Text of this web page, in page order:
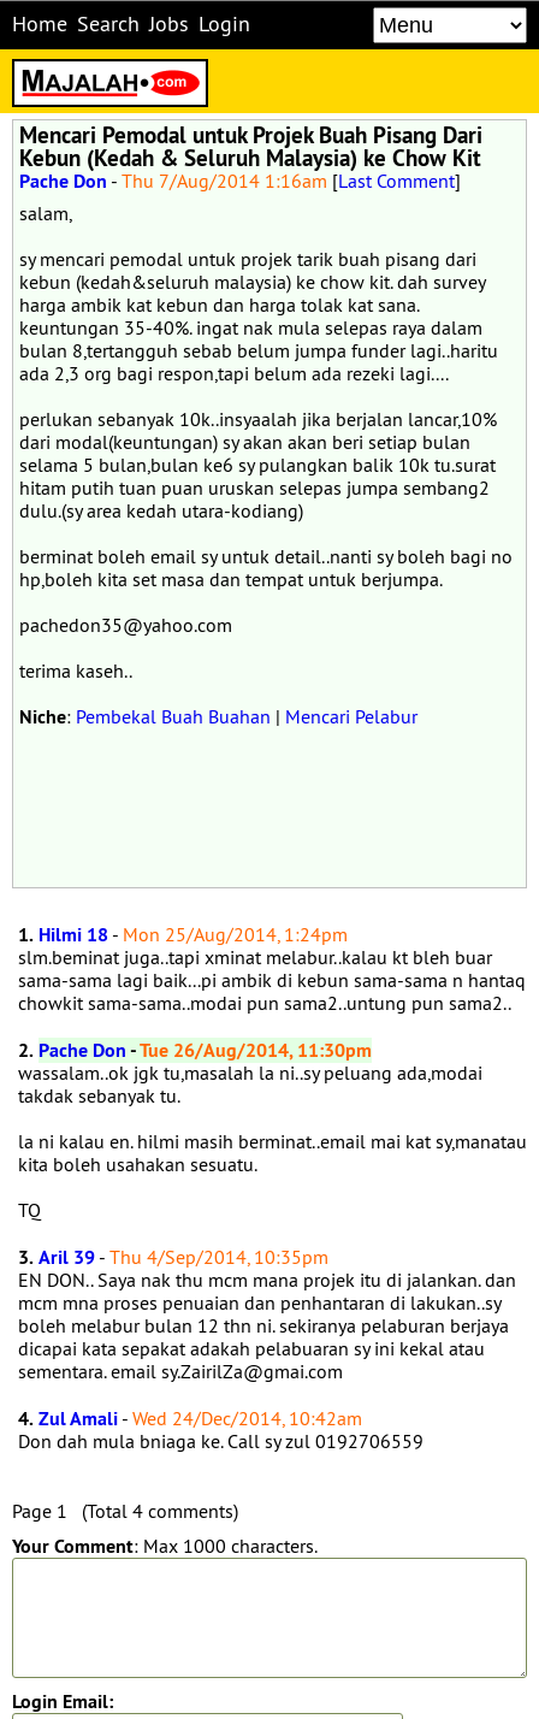
Home Search Jobs Login
Mencari Pemodal untuk Projek Buah Pisang Dari
Kebun (Kedah & Seluruh Malaysia) ke Chow Kit
Pache Don - Thu 7/Aug/2014 1:16am [Last Comment]
salam,
sy mencari pemodal untuk projek tarik buah pisang dari
kebun (kedah&seluruh malaysia) ke chow kit. dah survey
harga ambik kat kebun dan harga tolak kat sana.
keuntungan 35-40%. ingat nak mula selepas raya dalam
bulan 8,tertangguh sebab belum jumpa funder lagi..haritu
ada 2,3 org bagi respon,tapi belum ada rezeki lagi....
perlukan sebanyak 10k..insyaalah jika berjalan lancar,10%
dari modal(keuntungan) sy akan akan beri setiap bulan
selama 5 bulan,bulan ke6 sy pulangkan balik 10k tu.surat
hitam putih tuan puan uruskan selepas jumpa sembang2
dulu.(sy area kedah utara-kodiang)
berminat boleh email sy untuk detail..nanti sy boleh bagi no
hp,boleh kita set masa dan tempat untuk berjumpa.
pachedon35@yahoo.com
terima kaseh..
Niche: Pembekal Buah Buahan | Mencari Pelabur
1. Hilmi 18 - Mon 25/Aug/2014, 1:24pm
slm.beminat juga..tapi xminat melabur..kalau kt bleh buar
sama-sama lagi baik...pi ambik di kebun sama-sama n hantaq
chowkit sama-sama..modai pun sama2..untung pun sama2..
2. Pache Don-Tue 26/Aug/2014, 11:30pm
wassalam..ok jgk tu,masalah la ni..sy peluang ada,modai
takdak sebanyak tu.
la ni kalau en. hilmi masih berminat..email mai kat sy,manatau
kita boleh usahakan sesuatu.
TQ
3.Aril 39 - Thu 4/Sep/2014, 10:35pm
EN DON.. Saya nak thu mcm mana projek itu di jalankan. dan
mcm mna proses penuaian dan penhantaran di lakukan..sy
boleh melabur bulan 12 thn ni. sekiranya pelaburan berjaya
dicapai kata sepakat adakah pelabuaran sy ini kekal atau
sementara. email sy.ZairilZa@gmai.com
4.Zul Amali - Wed 24/Dec/2014, 10:42am
Don dah mula bniaga ke. Call sy zul 0192706559
Page 1 (Total 4 comments)
Your Comment: Max 1000 characters.
Login Email: